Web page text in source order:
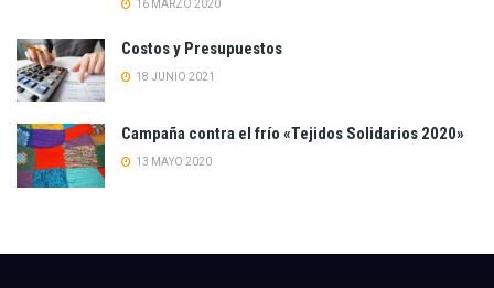
16 MARZO 2020
Costos y Presupuestos
18 JUNIO 2021
Campaña contra el frío «Tejidos Solidarios 2020»
13 MAYO 2020